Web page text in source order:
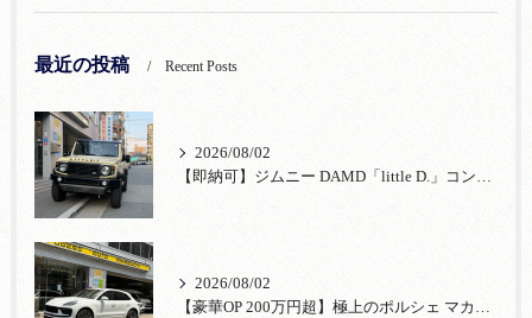
最近の投稿 Recent Posts
2026/08/02
【即納可】ジムニー DAMD「little D.」コンプリート！登録済未使用車あり
2026/08/02
【豪華OP 200万円超】極上のポルシェ マカンが入荷！注目のオプション装備